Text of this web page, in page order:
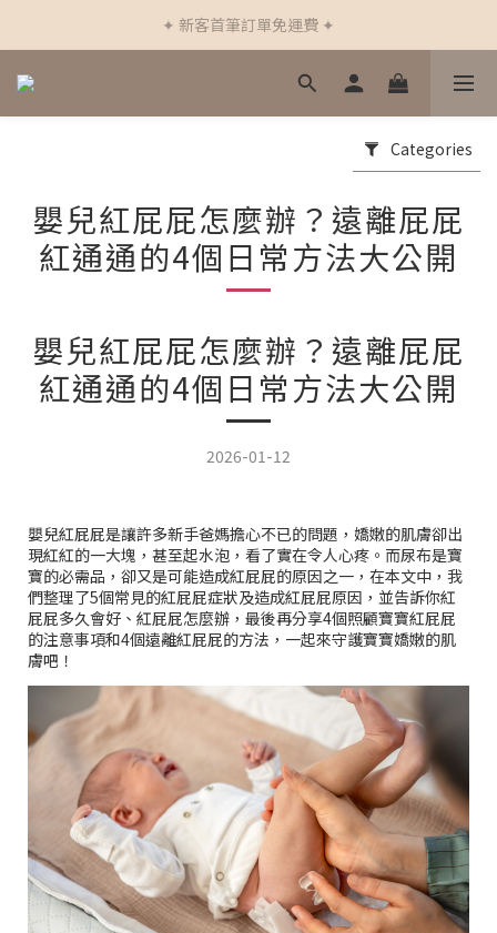
✦ 新客首筆訂單免運費 ✦
✦ 新客首筆訂單免運費 ✦
✦ 加入會員下單立即折$50 ✦
Categories
嬰兒紅屁屁怎麼辦？遠離屁屁
紅通通的4個日常方法大公開
嬰兒紅屁屁怎麼辦？遠離屁屁
紅通通的4個日常方法大公開
2026-01-12
嬰兒紅屁屁是讓許多新手爸媽擔心不已的問題，嬌嫩的肌膚卻出
現紅紅的一大塊，甚至起水泡，看了實在令人心疼。而尿布是寶
寶的必需品，卻又是可能造成紅屁屁的原因之一，在本文中，我
們整理了5個常見的紅屁屁症狀及造成紅屁屁原因，並告訴你紅
屁屁多久會好、紅屁屁怎麼辦，最後再分享4個照顧寶寶紅屁屁
的注意事項和4個遠離紅屁屁的方法，一起來守護寶寶嬌嫩的肌
膚吧！